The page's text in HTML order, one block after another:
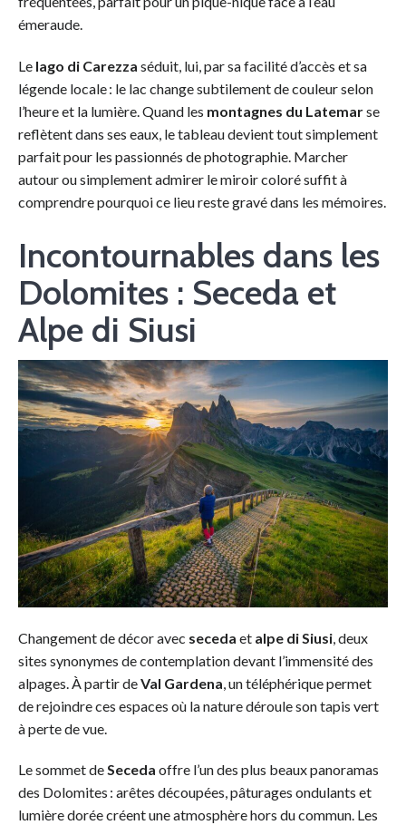
émeraude.
Le lago di Carezza séduit, lui, par sa facilité d’accès et sa
légende locale : le lac change subtilement de couleur selon
l’heure et la lumière. Quand les montagnes du Latemarse
reflètent dans ses eaux, le tableau devient tout simplement
parfait pour les passionnés de photographie. Marcher
autour ou simplement admirer le miroir coloré suffit à
comprendre pourquoi ce lieu reste gravé dans les mémoires.
Incontournables dans les
Dolomites : Seceda et
Alpe di Siusi
Changement de décor avec seceda et alpe di Siusi , deux
sites synonymes de contemplation devant l’immensité des
alpages. À partir deVal Gardena , un téléphérique permet
de rejoindre ces espaces où la nature déroule son tapis vert
à perte de vue.
Le sommet deSeceda offre l’un des plus beaux panoramas
des Dolomites : arêtes découpées, pâturages ondulants et
lumière dorée créent une atmosphère hors du commun. Les